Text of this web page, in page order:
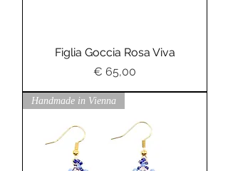
Figlia Goccia Rosa Viva
Preis
€ 65,00
Handmade in Vienna